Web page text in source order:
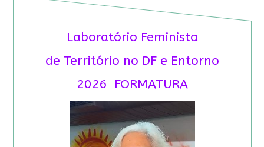
Laboratório Feminista
de Território no DF e Entorno
2026 FORMATURA